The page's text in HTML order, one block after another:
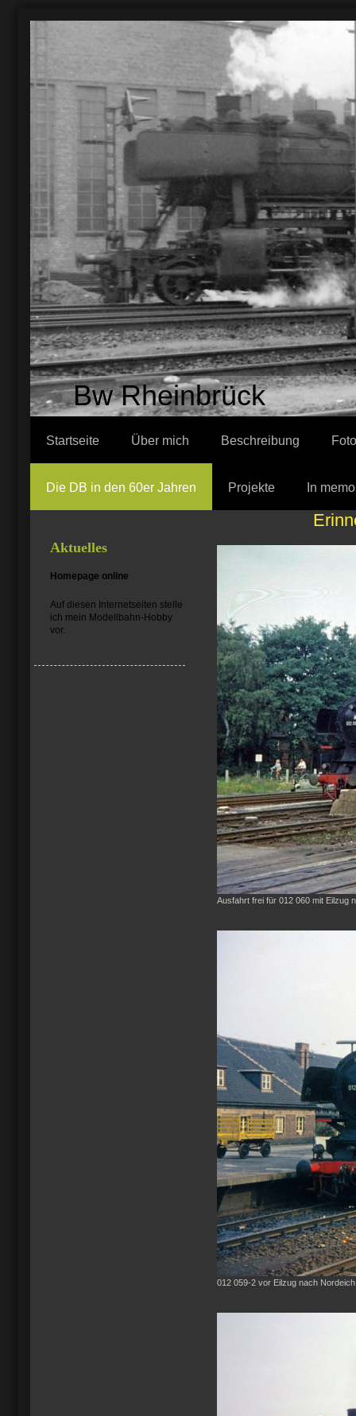
Bw Rheinbrück
Startseite Über mich Beschreibung
Die DB in den 60er Jahren Projekte In
Aktuelles
Homepage online
Auf diesen Internetseiten stelle
ich mein Modellbahn-Hobby
vor.
Ausfahrt frei für 012 060 mit Eilzug
012 059-2 vor Eilzug nach